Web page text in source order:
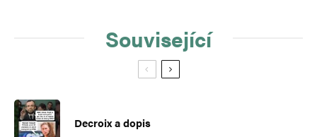
Související
Decroix a dopis